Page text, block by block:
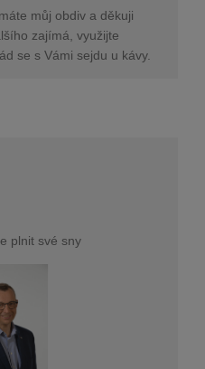
můj obdiv a děkuji
zajímá, využijte
se s Vámi sejdu u kávy.
plnit své sny